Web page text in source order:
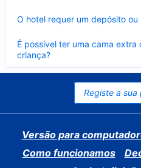
O hotel requer um depósito
fechado
É possível ter uma cama extra
criança?
Elemento
fechado
Registe a
Versão para
Como funcionamos